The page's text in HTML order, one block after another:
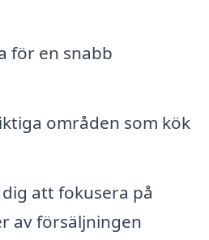
för en snabb
områden som kök
att fokusera på
av försäljningen